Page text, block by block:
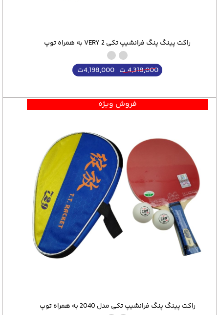
راکت پینگ پنگ فرانشیپ تکی VERY 2 به همراه توپ
4,318,000ت 4,198,000ت
فروش ویژه
راکت پینگ پنگ فرانشیپ تکی مدل 2040 به همراه توپ